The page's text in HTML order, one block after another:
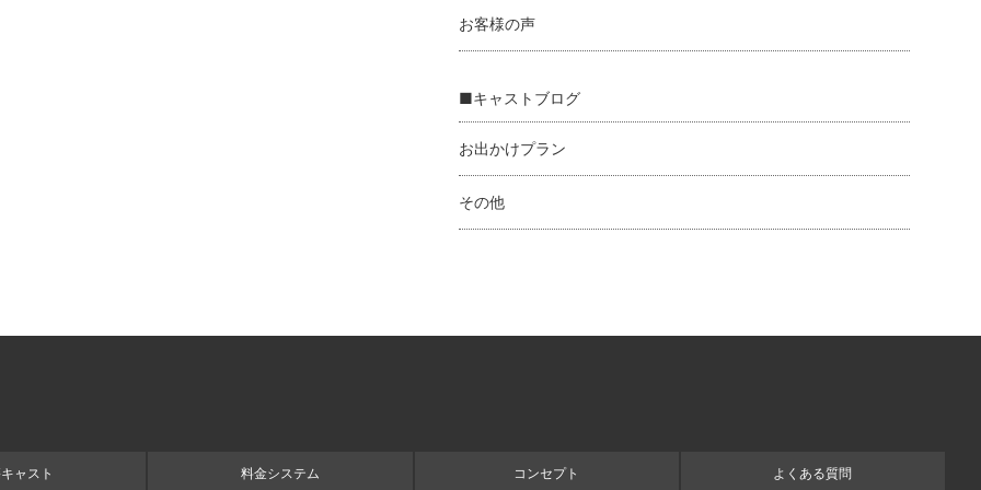
お客様の声
■キャストブログ
お出かけプラン
その他
ャスト 料金システム コンセプト よくある質問